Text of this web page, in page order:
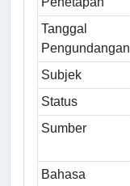
Tanggal
Pengundangan
Subjek
Status
Sumber
Bahasa